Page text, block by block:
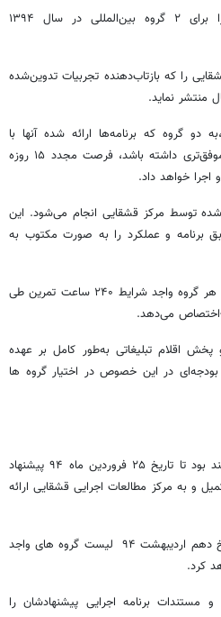
با تامین منابع مالی جداگانه، اجرا برای ۲ گروه بین‌المللی در سال ۱۳۹۴
را که بازتاب‌دهنده‌ تجربیات تدوین‌شده‌
منتشر نماید.
دو گروه که برنامه‌ها ارائه شده‌ آنها با
عملکرد اجرایی‌شان، تطابق دقیق و موفق‌تری داشته باشد، فرصت مجدد ۱۵ روزه
اجرا خواهد داد.
توسط مرکز قشقایی انجام می‌شود. این
برنامه و عملکرد را به صورت مکتوب به
۹- مرکز مطالعات اجرایی قشقایی، به هر گروه واجد شرایط ۲۴۰ ساعت تمرین طی
اختصاص می‌دهد.
و پخش اقلام تبلیغاتی به‌طور کامل بر عهده‌
در این خصوص در اختیار گروه ها
همه‌گروه های متقاضی موظف خواهند بود تا تاریخ ۲۵ فروردین ماه ۹۴ پیشنهاد
و به مرکز مطالعات اجرایی قشقایی ارائه
مرکز مطالعات اجرایی قشقایی تا تاریخ دهم اردیبهشت ۹۴ لیست گروه های واجد
کرد.
مستندات برنامه‌ اجرایی پیشنهادشان را